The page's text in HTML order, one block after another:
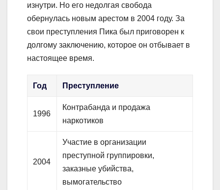
изнутри. Но его недолгая свобода
обернулась новым арестом в 2004 году. За
свои преступления Пика был приговорен к
долгому заключению, которое он отбывает в
настоящее время.
Год Преступление
1996
Контрабанда и продажа
наркотиков
2004
Участие в организации
преступной группировки,
заказные убийства,
вымогательство